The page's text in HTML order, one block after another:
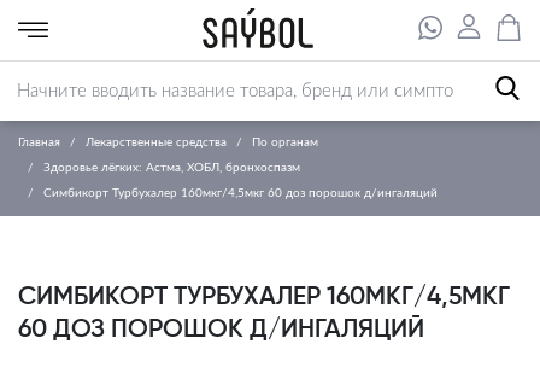
Главная Лекарственные средства По органам
Здоровье лёгких: Астма, ХОБЛ, бронхоспазм
Симбикорт Турбухалер 160мкг/4,5мкг 60 доз порошок д/ингаляций
СИМБИКОРТ ТУРБУХАЛЕР 160МКГ/4,5МКГ
60 ДОЗ ПОРОШОК Д/ИНГАЛЯЦИЙ